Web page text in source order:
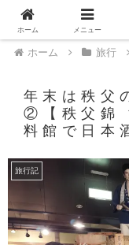
PR
ホーム 旅行
年末は秩父
②【秩父錦
料館で日本
旅行記
ホーム メニュー